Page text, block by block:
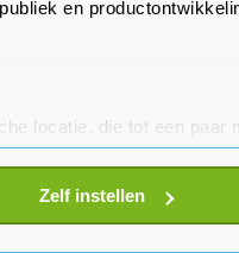
en
locatie, die tot een paar
scannen op specifieke
verwerkt en stel uw
de Cookieverklaring.
Zelf instellen